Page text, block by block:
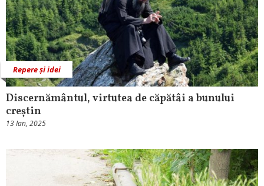
Repere și idei
Discernământul, virtutea de căpătâi a bunului
creștin
13 Ian, 2025